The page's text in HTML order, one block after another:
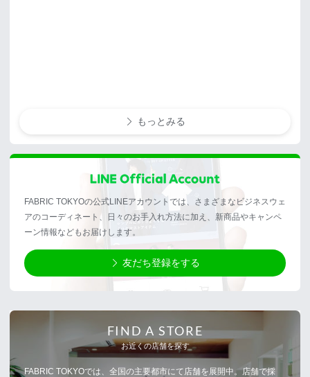
もっとみる
FABRIC TOKYOの公式LINEアカウントでは、さまざまなビジネスウェ
アのコーディネート、日々のお手入れ方法に加え、新商品やキャンペ
ーン情報などもお届けします。
友だち登録をする
FIND A STORE
お近くの店舗を探す
FABRIC TOKYOでは、全国の主要都市にて店舗を展開中。店舗で採